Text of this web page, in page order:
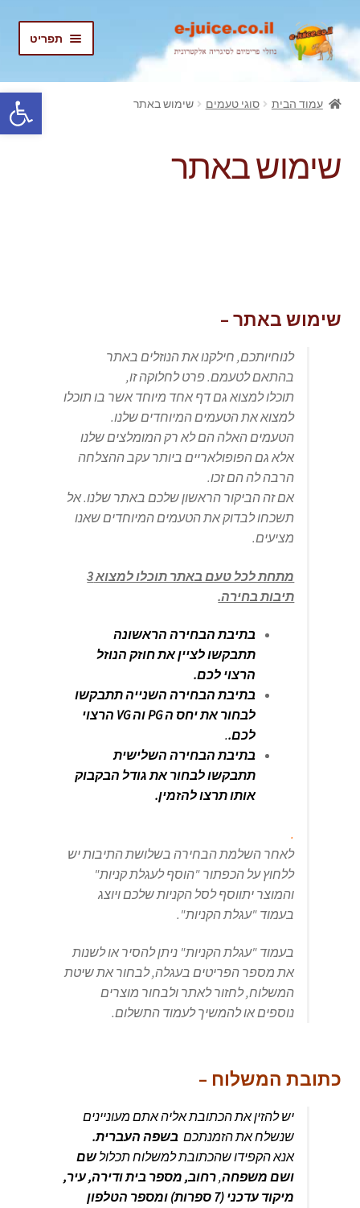
פתח סרגל נגישות
דלג
לניווט
לדלג
לתוכן
תפריט
בית
הרחב
את
נוזלים מוזלים
עמוד הבית סוגי טעמים שימוש באתר
שימוש באתר
שימוש באתר –
לנוחיותכם, חילקנו את הנוזלים באתר
בהתאם לטעמם. פרט לחלוקה זו,
תוכלו למצוא גם דף אחד מיוחד אשר בו תוכלו
למצוא את הטעמים המיוחדים שלנו.
הטעמים האלה הם לא רק המומלצים שלנו
אלא גם הפופולאריים ביותר עקב ההצלחה
הרבה לה הם זכו.
אם זה הביקור הראשון שלכם באתר שלנו. אל
תשכחו לבדוק את הטעמים המיוחדים שאנו
מציעים.
מתחת לכל טעם באתר תוכלו למצוא 3
תיבות בחירה.
בתיבת הבחירה הראשונה
תתבקשו לציין את חוזק הנוזל
הרצוי לכם.
בתיבת הבחירה השנייה תתבקשו
לבחור את יחס ה PG וה VG הרצוי
לכם..
בתיבת הבחירה השלישית
תתבקשו לבחור את גודל הבקבוק
אותו תרצו להזמין.
.
לאחר השלמת הבחירה בשלושת התיבות יש
ללחוץ על הכפתור "הוסף לעגלת קניות"
והמוצר יתווסף לסל הקניות שלכם ויוצג
בעמוד "עגלת הקניות".
בעמוד "עגלת הקניות" ניתן להסיר או לשנות
את מספר הפריטים בעגלה, לבחור את שיטת
המשלוח, לחזור לאתר ולבחור מוצרים
נוספים או להמשיך לעמוד התשלום.
כתובת המשלוח –
יש להזין את הכתובת אליה אתם מעוניינים
שנשלח את הזמנתכם בשפה העברית.
אנא הקפידו שהכתובת למשלוח תכלולשם
ושם משפחה,רחוב, מספר בית ודירה, עיר,
מיקוד עדכני (7 ספרות) ומספר הטלפון